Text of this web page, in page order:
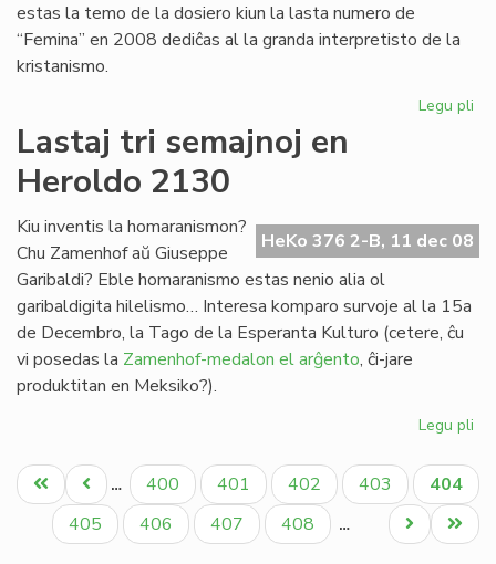
estas la temo de la dosiero kiun la lasta numero de
“Femina” en 2008 dediĉas al la granda interpretisto de la
kristanismo.
Legu pli
de
Lastaj tri semajnoj en
Heroldo 2130
HeKo 376 2-B, 11 dec 08
Kiu inventis la homaranismon?
Chu Zamenhof aŭ Giuseppe
Garibaldi? Eble homaranismo estas nenio alia ol
garibaldigita hilelismo… Interesa komparo survoje al la 15a
de Decembro, la Tago de la Esperanta Kulturo (cetere, ĉu
vi posedas la Zamenhof-medalon el arĝento, ĉi-jare
produktitan en Meksiko?).
Legu pli
tri
en
Pagination
Unua
paĝo
Antaŭa
paĝo
… Paĝo
400 Paĝo
401 Paĝo
402 Paĝo
403
Aktuala
paĝo
404
Paĝo
405 Paĝo
406 Paĝo
407 Paĝo
408 …
Last
page
Next
page